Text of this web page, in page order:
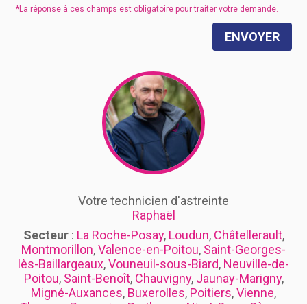
ENVOYER
Votre technicien d'astreinte
Raphaël
Secteur: La Roche-Posay, Loudun, Châtellerault,
Montmorillon,Valence-en-Poitou, Saint-Georges-
lès-Baillargeaux,Vouneuil-sous-Biard, Neuville-de-
Poitou, Saint-Benoît, Chauvigny, Jaunay-Marigny,
Migné-Auxances, Buxerolles, Poitiers,Vienne,